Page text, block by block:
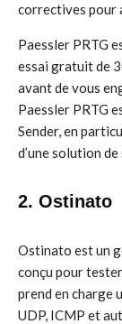
correctives pour
Paessler PRTG
essai gratuit de
avant de vous
Paessler PRTG
Sender, en
d’une solution
2. Ostinato
Ostinato est un
conçu pour
prend en charge
UDP, ICMP et